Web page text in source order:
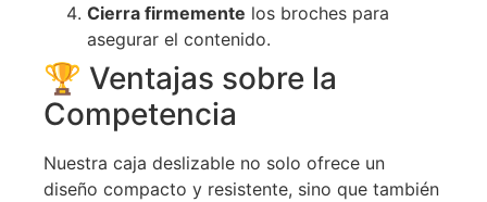
Cierra firmemente los broches para
asegurar el contenido.
🏆 Ventajas sobre la
Competencia
Nuestra caja deslizable no solo ofrece un
diseño compacto y resistente, sino que también